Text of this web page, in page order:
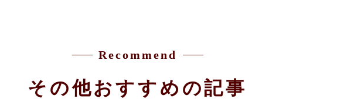
Recommend
その他おすすめの記事